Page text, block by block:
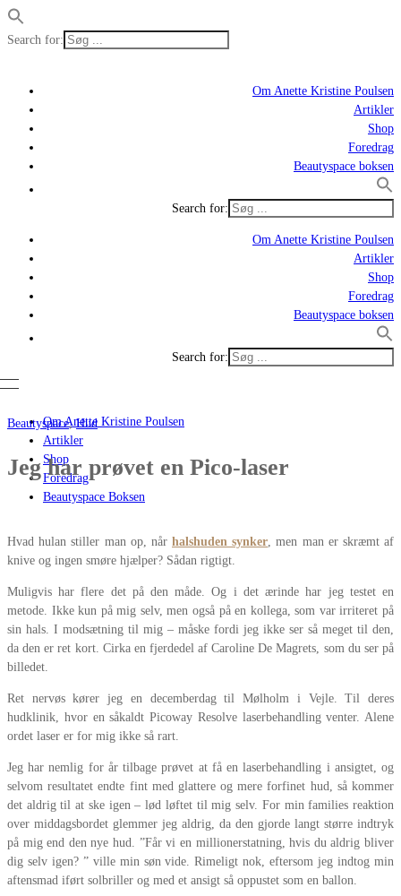
Search for:
Om Anette Kristine Poulsen
Artikler
Shop
Foredrag
Beautyspace boksen
Search for:
Om Anette Kristine Poulsen
Artikler
Shop
Foredrag
Beautyspace boksen
Search for:
Om Anette Kristine Poulsen
Artikler
Shop
Foredrag
Beautyspace Boksen
Beautyspace,Hud
Jeg har prøvet en Pico-laser
Hvad hulan stiller man op, når halshuden synker, men man er skræmt af
knive og ingen smøre hjælper? Sådan rigtigt.
Muligvis har flere det på den måde. Og i det ærinde har jeg testet en
metode. Ikke kun på mig selv, men også på en kollega, som var irriteret på
sin hals. I modsætning til mig – måske fordi jeg ikke ser så meget til den,
da den er ret kort. Cirka en fjerdedel af Caroline De Magrets, som du ser på
billedet.
Ret nervøs kører jeg en decemberdag til Mølholm i Vejle. Til deres
hudklinik, hvor en såkaldt Picoway Resolve laserbehandling venter. Alene
ordet laser er for mig ikke så rart.
Jeg har nemlig for år tilbage prøvet at få en laserbehandling i ansigtet, og
selvom resultatet endte fint med glattere og mere forfinet hud, så kommer
det aldrig til at ske igen – lød løftet til mig selv. For min families reaktion
over middagsbordet glemmer jeg aldrig, da den gjorde langt større indtryk
på mig end den nye hud. ”Får vi en millionerstatning, hvis du aldrig bliver
dig selv igen? ” ville min søn vide. Rimeligt nok, eftersom jeg indtog min
aftensmad iført solbriller og med et ansigt så oppustet som en ballon.